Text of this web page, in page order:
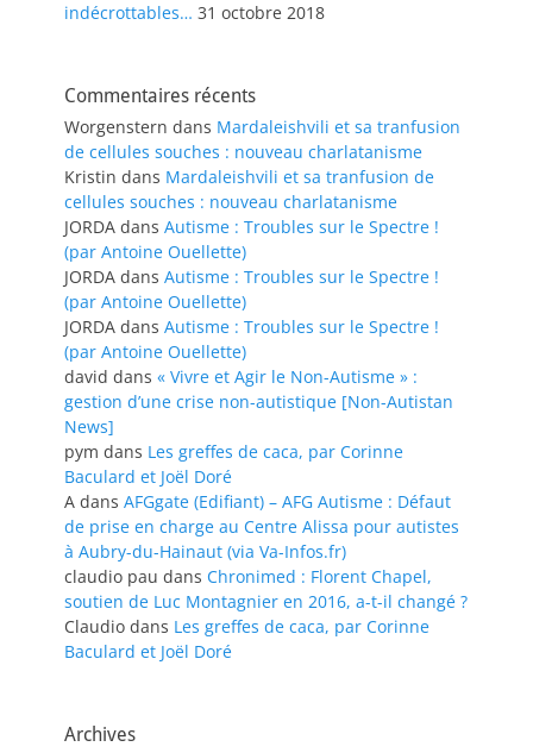
indécrottables… 31 octobre 2018
Commentaires récents
Worgenstern dans Mardaleishvili et sa tranfusion
de cellules souches : nouveau charlatanisme
Kristin dans Mardaleishvili et sa tranfusion de
cellules souches : nouveau charlatanisme
JORDA dans Autisme : Troubles sur le Spectre !
(par Antoine Ouellette)
JORDA dans Autisme : Troubles sur le Spectre !
(par Antoine Ouellette)
JORDA dans Autisme : Troubles sur le Spectre !
(par Antoine Ouellette)
david dans « Vivre et Agir le Non-Autisme » :
gestion d’une crise non-autistique [Non-Autistan
News]
pym dans Les greffes de caca, par Corinne
Baculard et Joël Doré
A dans AFGgate (Edifiant) – AFG Autisme : Défaut
de prise en charge au Centre Alissa pour autistes
à Aubry-du-Hainaut (via Va-Infos.fr)
claudio pau dans Chronimed : Florent Chapel,
soutien de Luc Montagnier en 2016, a-t-il changé ?
Claudio dans Les greffes de caca, par Corinne
Baculard et Joël Doré
Archives